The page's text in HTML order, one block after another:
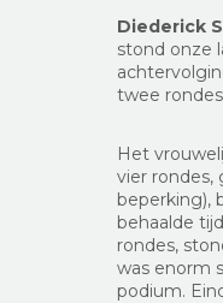
Diederick
stond onze
twee
Het
vier rondes,
beperking),
behaalde
rondes,
was enorm
podium.